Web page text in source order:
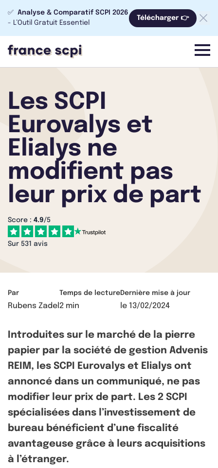
✅ Analyse & Comparatif SCPI 2026
- L’Outil Gratuit Essentiel
Télécharger 👉
menu
Les SCPI
Eurovalys et
Elialys ne
modifient pas
leur prix de part
Score : 4.9/5
Sur 531 avis
Par
Rubens Zadel
Temps de lecture
2 min
Dernière mise à jour
le 13/02/2024
Introduites sur le marché de la pierre
papier par la société de gestion Advenis
REIM, les SCPI Eurovalys et Elialys ont
annoncé dans un communiqué, ne pas
modifier leur prix de part. Les 2 SCPI
spécialisées dans l’investissement de
bureau bénéficient d’une fiscalité
avantageuse grâce à leurs acquisitions
à l’étranger.